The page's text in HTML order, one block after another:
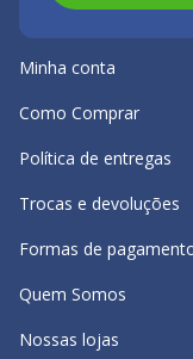
Minha conta
Como Comprar
Política de entregas
Trocas e devoluções
Formas de
Quem Somos
Nossas lojas